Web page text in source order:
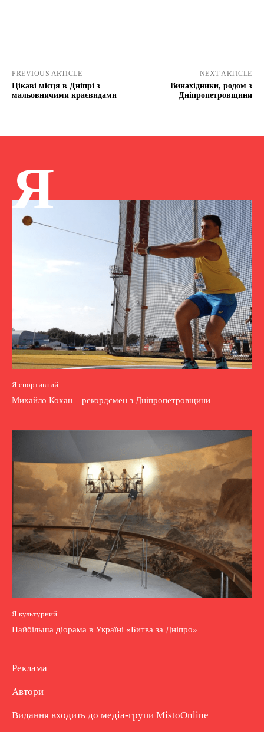
PREVIOUS ARTICLE
Цікаві місця в Дніпрі з
мальовничими краєвидами
NEXT ARTICLE
Винахідники, родом з
Дніпропетровщини
Я
Я спортивний
Михайло Кохан – рекордсмен з Дніпропетровщини
Я культурний
Найбільша діорама в Україні «Битва за Дніпро»
Реклама
Автори
Видання входить до медіа-групи MistoOnline